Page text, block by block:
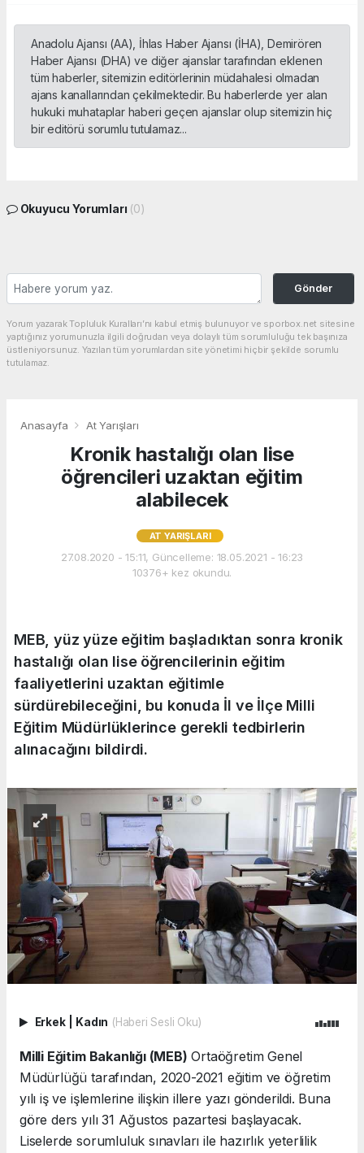
Anadolu Ajansı (AA), İhlas Haber Ajansı (İHA), Demirören
Haber Ajansı (DHA) ve diğer ajanslar tarafından eklenen
tüm haberler, sitemizin editörlerinin müdahalesi olmadan
ajans kanallarından çekilmektedir. Bu haberlerde yer alan
hukuki muhataplar haberi geçen ajanslar olup sitemizin hiç
bir editörü sorumlu tutulamaz...
Okuyucu Yorumları (0)
Gönder
Yorum yazarak Topluluk Kuralları’nı kabul etmiş bulunuyor ve sporbox.net sitesine
yaptığınız yorumunuzla ilgili doğrudan veya dolaylı tüm sorumluluğu tek başınıza
üstleniyorsunuz. Yazılan tüm yorumlardan site yönetimi hiçbir şekilde sorumlu
tutulamaz.
Anasayfa At Yarışları
Kronik hastalığı olan lise
öğrencileri uzaktan eğitim
alabilecek
AT YARIŞLARI
27.08.2020 - 15:11, Güncelleme: 18.05.2021 - 16:23
10376+ kez okundu.
MEB, yüz yüze eğitim başladıktan sonra kronik
hastalığı olan lise öğrencilerinin eğitim
faaliyetlerini uzaktan eğitimle
sürdürebileceğini, bu konuda İl ve İlçe Milli
Eğitim Müdürlüklerince gerekli tedbirlerin
alınacağını bildirdi.
Erkek Kadın (Haberi Sesli Oku)
Milli Eğitim Bakanlığı (MEB) Ortaöğretim Genel
Müdürlüğü tarafından, 2020-2021 eğitim ve öğretim
yılı iş ve işlemlerine ilişkin illere yazı gönderildi. Buna
göre ders yılı 31 Ağustos pazartesi başlayacak.
Liselerde sorumluluk sınavları ile hazırlık yeterlilik